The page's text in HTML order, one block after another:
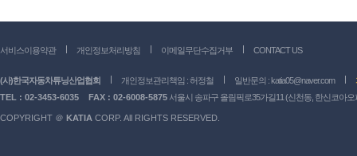
서비스이용약관 개인정보처리방침 이메일무단수집거부 CONTACT US
(사)한국자동차튜닝산업협회 개인정보관리책임 : 허정철 일반문의 :katia05@naver.com
TEL : 02-3453-6035
FAX : 02-6008-5875 서울시 송파구 올림픽로35가길11 (신천동, 한신코아오
COPYRIGHT ＠ KATIA CORP. All RIGHTS RESERVED.